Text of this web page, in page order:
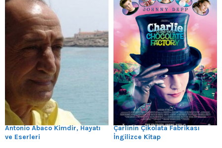
Antonio Abaco Kimdir, Hayatı
ve Eserleri
Çarlinin Çikolata Fabrikası
İngilizce Kitap